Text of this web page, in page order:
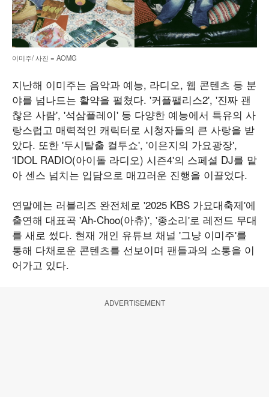
이미주/ 사진 = AOMG
지난해 이미주는 음악과 예능, 라디오, 웹 콘텐츠 등 분
야를 넘나드는 활약을 펼쳤다. '커플팰리스2', '진짜 괜
찮은 사람', '석삼플레이' 등 다양한 예능에서 특유의 사
랑스럽고 매력적인 캐릭터로 시청자들의 큰 사랑을 받
았다. 또한 '두시탈출 컬투쇼', '이은지의 가요광장',
'IDOL RADIO(아이돌 라디오) 시즌4'의 스페셜 DJ를 맡
아 센스 넘치는 입담으로 매끄러운 진행을 이끌었다.
연말에는 러블리즈 완전체로 '2025 KBS 가요대축제'에
출연해 대표곡 'Ah-Choo(아츄)', '종소리'로 레전드 무대
를 새로 썼다. 현재 개인 유튜브 채널 '그냥 이미주'를
통해 다채로운 콘텐츠를 선보이며 팬들과의 소통을 이
어가고 있다.
ADVERTISEMENT